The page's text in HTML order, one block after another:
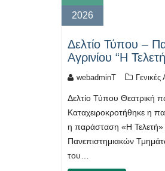
2026
Δελτίο Τύπου –
Αγρινίου “Η
webadminT
Δελτίο Τύπου Θεατρική
Καταχειροκροτήθηκε η
η παράσταση «Η Τελετή»
Πανεπιστημιακών
του…